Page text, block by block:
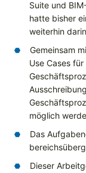
Suite und
hatte bisher
weiterhin
Gemeinsam
Use Cases
möglich
Das
Dieser